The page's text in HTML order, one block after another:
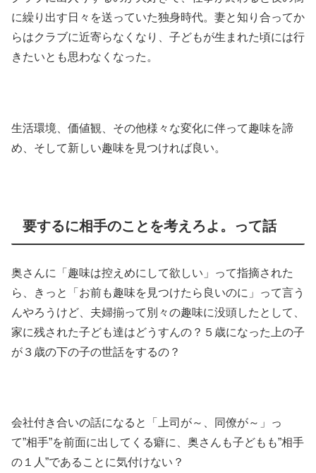
に繰り出す日々を送っていた独身時代。妻と知り合ってか
らはクラブに近寄らなくなり、子どもが生まれた頃には行
きたいとも思わなくなった。
生活環境、価値観、その他様々な変化に伴って趣味を諦
め、そして新しい趣味を見つければ良い。
要するに相手のことを考えろよ。って話
奥さんに「趣味は控えめにして欲しい」って指摘された
ら、きっと「お前も趣味を見つけたら良いのに」って言う
んやろうけど、夫婦揃って別々の趣味に没頭したとして、
家に残された子ども達はどうすんの？５歳になった上の子
が３歳の下の子の世話をするの？
会社付き合いの話になると「上司が～、同僚が～」っ
て”相手”を前面に出してくる癖に、奥さんも子どもも”相手
の１人”であることに気付けない？